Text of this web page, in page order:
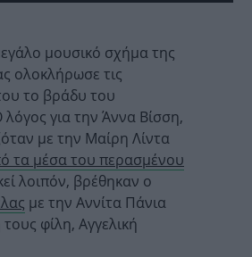
μουσικό σχήμα της
ολοκλήρωσε τις
το βράδυ του
για την Άννα Βίσση,
με την Μαίρη Λίντα
τα μέσα του περασμένου
λοιπόν, βρέθηκαν ο
με την Αννίτα Πάνια
φίλη, Αγγελική